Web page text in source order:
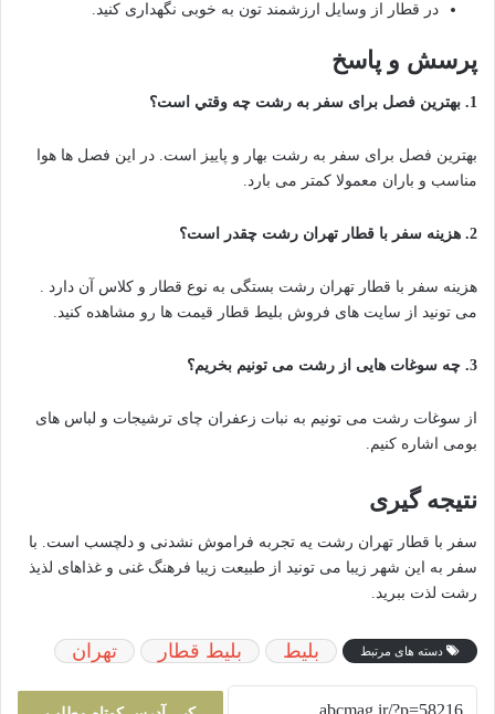
در قطار از وسایل ارزشمند تون به خوبی نگهداری کنید.
پرسش و پاسخ
1. بهترین فصل برای سفر به رشت چه وقتي است؟
بهترین فصل برای سفر به رشت بهار و پاییز است. در این فصل ها هوا
مناسب و باران معمولا کمتر می بارد.
2. هزینه سفر با قطار تهران رشت چقدر است؟
هزینه سفر با قطار تهران رشت بستگی به نوع قطار و کلاس آن دارد .
می تونید از سایت های فروش بلیط قطار قیمت ها رو مشاهده کنید.
3. چه سوغات هایی از رشت می تونیم بخریم؟
از سوغات رشت می تونیم به نبات زعفران چای ترشیجات و لباس های
بومی اشاره کنیم.
نتیجه گیری
سفر با قطار تهران رشت یه تجربه فراموش نشدنی و دلچسب است. با
سفر به این شهر زیبا می تونید از طبیعت زیبا فرهنگ غنی و غذاهای لذیذ
رشت لذت ببرید.
دسته های مرتبط بلیط بلیط قطار تهران